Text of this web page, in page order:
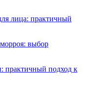
лица: практичный
выбор
практичный подход к